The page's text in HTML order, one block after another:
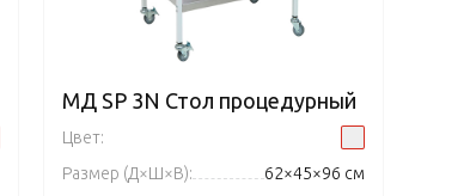
МД SP 3N Стол процедурный
Цвет:
Размер (Д×Ш×В):
62×45×96 см